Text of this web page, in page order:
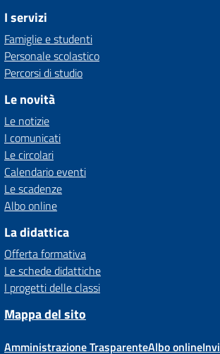
I servizi
Famiglie e studenti
Personale scolastico
Percorsi di studio
Le novità
Le notizie
I comunicati
Le circolari
Calendario eventi
Le scadenze
Albo online
La didattica
Offerta formativa
Le schede didattiche
I progetti delle classi
Mappa del sito
Amministrazione TrasparenteAlbo online